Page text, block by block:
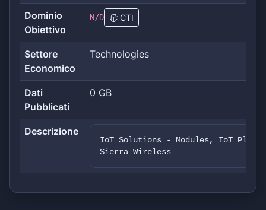
Dominio
Obiettivo
N/D CTI
Settore
Economico
Technologies
Dati
Pubblicati
0 GB
Descrizione
IoT Solutions - Modules, IoT
Sierra Wireless